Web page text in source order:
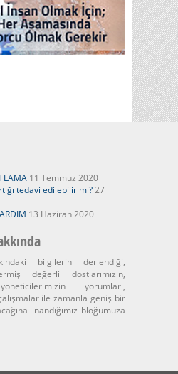
11 Temmuz 2020
tedavi edilebilir mi?27
13 Haziran 2020
bilgilerin derlendiği,
değerli dostlarımızın,
yorumları,
ile zamanla geniş bir
inandığımız bloğumuza